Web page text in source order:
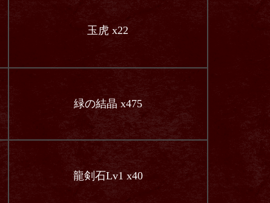
玉虎 x22
緑の結晶 x475
龍剣石Lv1 x40